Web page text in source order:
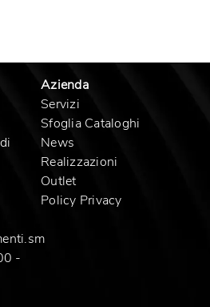
-
Azienda
Servizi
Sfoglia Cataloghi
News
Realizzazioni
Outlet
Policy Privacy